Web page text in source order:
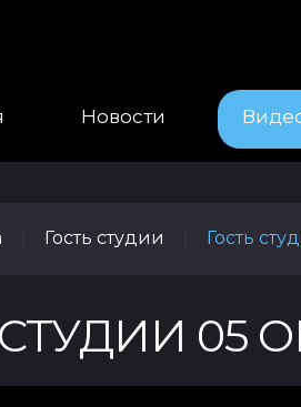
Новости
Гость студии Гость
05